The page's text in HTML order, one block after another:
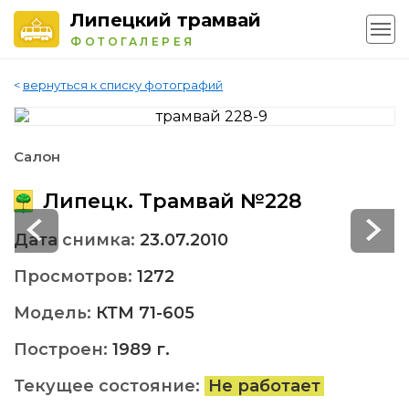
Липецкий трамвай
ФОТОГАЛЕРЕЯ
< вернуться к списку фотографий
Салон
Липецк. Трамвай №228
Дата снимка: 23.07.2010
Просмотров: 1272
Модель: КТМ 71-605
Построен: 1989 г.
Текущее состояние: Не работает